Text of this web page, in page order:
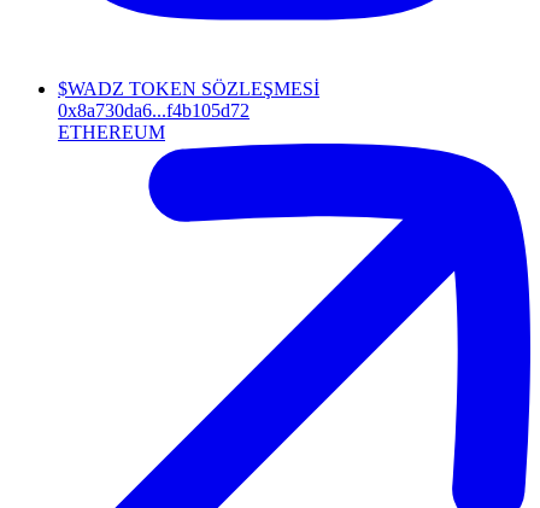
$WADZ TOKEN SÖZLEŞMESİ
0x8a730da6...f4b105d72
ETHEREUM